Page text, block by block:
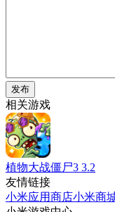
发布
相关游戏
植物大战僵尸3 3.2
友情链接
小米应用商店小米商